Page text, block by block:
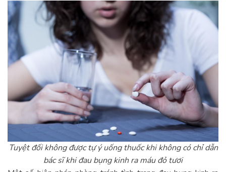
Tuyệt đối không được tự ý uống thuốc khi không có chỉ dẫn
bác sĩ khi đau bụng kinh ra máu đỏ tươi